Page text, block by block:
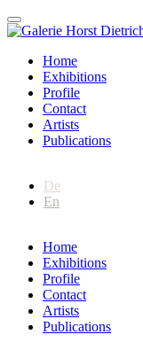
Home
Exhibitions
Profile
Contact
Artists
Publications
De
En
Home
Exhibitions
Profile
Contact
Artists
Publications